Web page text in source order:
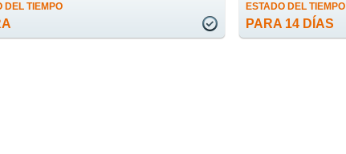
DEL TIEMPO ESTADO DEL TIEMPO
PARA 14 DÍAS